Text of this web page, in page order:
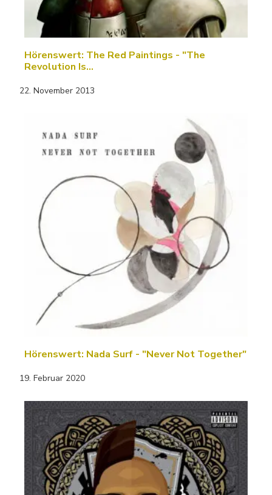
Hörenswert: The Red Paintings - "The
Revolution Is…
22. November 2013
Hörenswert: Nada Surf - "Never Not Together"
19. Februar 2020